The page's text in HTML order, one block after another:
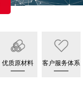
优质原材料 客户服务体系